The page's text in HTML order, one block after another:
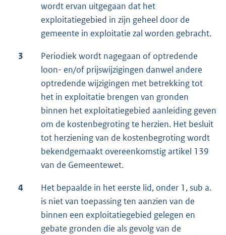
wordt ervan uitgegaan dat het
exploitatiegebied in zijn geheel door de
gemeente in exploitatie zal worden gebracht.
3
Periodiek wordt nagegaan of optredende
loon- en/of prijswijzigingen danwel andere
optredende wijzigingen met betrekking tot
het in exploitatie brengen van gronden
binnen het exploitatiegebied aanleiding geven
om de kostenbegroting te herzien. Het besluit
tot herziening van de kostenbegroting wordt
bekendgemaakt overeenkomstig artikel 139
van de Gemeentewet.
4
Het bepaalde in het eerste lid, onder 1, sub a.
is niet van toepassing ten aanzien van de
binnen een exploitatiegebied gelegen en
gebate gronden die als gevolg van de